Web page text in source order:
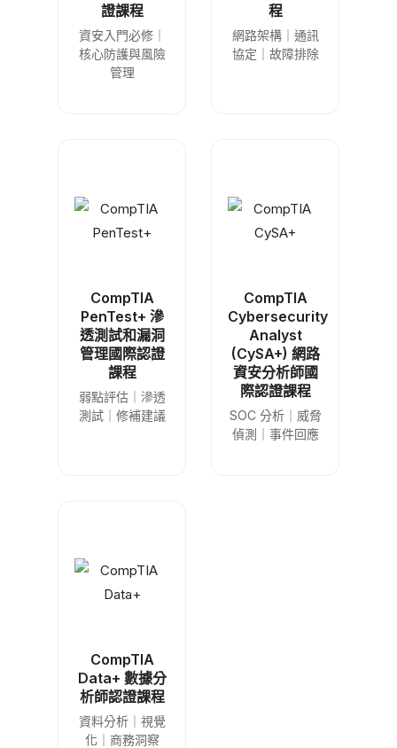
證課程
資安入門必修｜
核心防護與風險
管理
程
網路架構｜通訊
協定｜故障排除
CompTIA
PenTest+ 滲
透測試和漏洞
管理國際認證
課程
弱點評估｜滲透
測試｜修補建議
CompTIA
Cybersecurity
Analyst
(CySA+) 網路
資安分析師國
際認證課程
SOC 分析｜威脅
偵測｜事件回應
CompTIA
Data+ 數據分
析師認證課程
資料分析｜視覺
化｜商務洞察